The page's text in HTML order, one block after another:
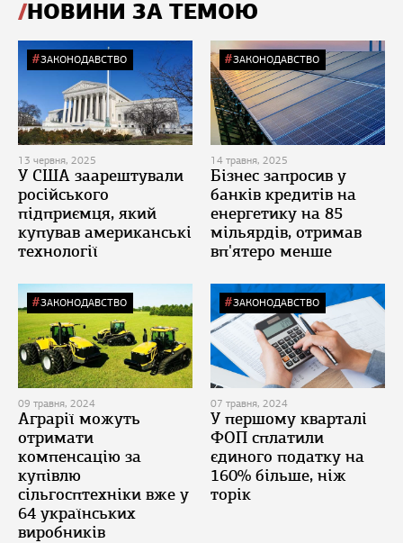
НОВИНИ ЗА ТЕМОЮ
ЗАКОНОДАВСТВО
13 червня, 2025
У США заарештували
російського
підприємця, який
купував американські
технології
ЗАКОНОДАВСТВО
14 травня, 2025
Бізнес запросив у
банків кредитів на
енергетику на 85
мільярдів, отримав
вп'ятеро менше
ЗАКОНОДАВСТВО
09 травня, 2024
Аграрії можуть
отримати
компенсацію за
купівлю
сільгосптехніки вже у
64 українських
виробників
ЗАКОНОДАВСТВО
07 травня, 2024
У першому кварталі
ФОП сплатили
єдиного податку на
160% більше, ніж
торік